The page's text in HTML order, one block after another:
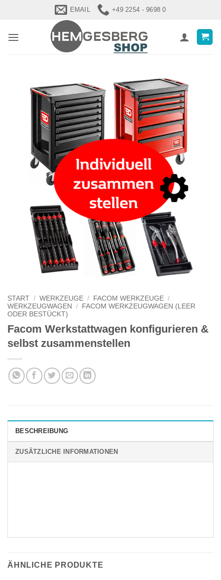
EMAIL +49 2254 - 9698 0
START / WERKZEUGE / FACOM WERKZEUGE /
WERKZEUGWAGEN
/
FACOM WERKZEUGWAGEN (LEER
ODER BESTÜCKT)
Facom Werkstattwagen konfigurieren &
selbst zusammenstellen
BESCHREIBUNG
ZUSÄTZLICHE INFORMATIONEN
ÄHNLICHE PRODUKTE